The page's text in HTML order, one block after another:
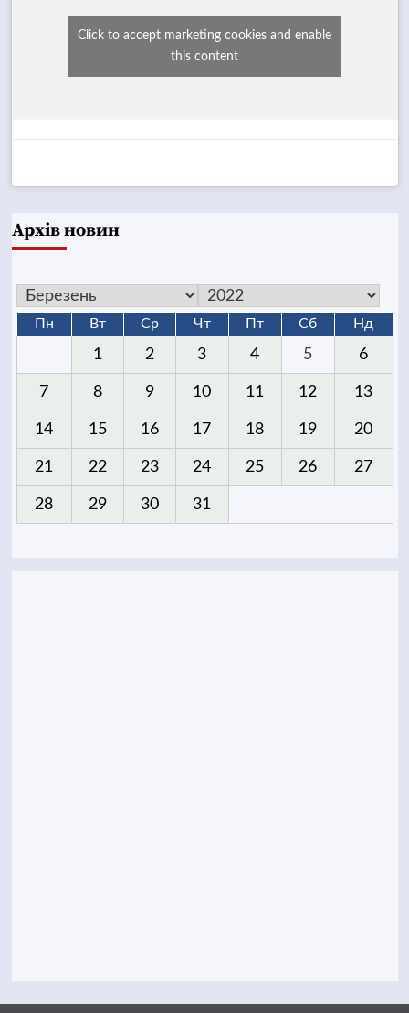
Click to accept marketing cookies and enable
this content
Архів новин
Пн Вт Ср Чт Пт Сб Нд
1 2 3 4 5 6
7 8 9 10 11 12 13
14 15 16 17 18 19 20
21 22 23 24 25 26 27
28 29 30 31